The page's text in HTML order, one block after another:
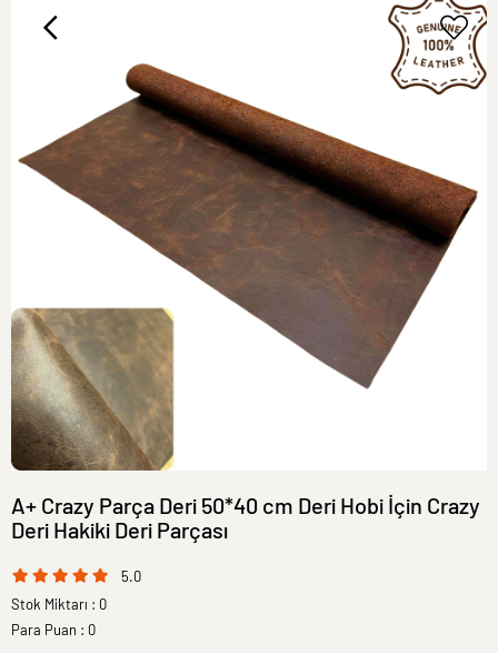
A+ Crazy Parça Deri 50*40 cm Deri Hobi İçin Crazy
Deri Hakiki Deri Parçası
5.0
Stok Miktarı : 0
Para Puan : 0